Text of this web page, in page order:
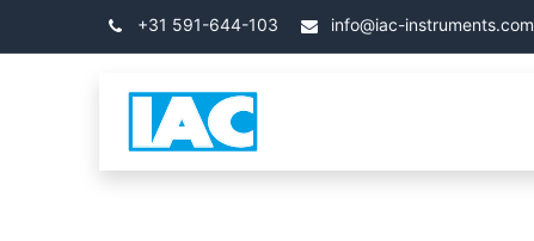
+31 591-644-103 info@iac-instruments.com